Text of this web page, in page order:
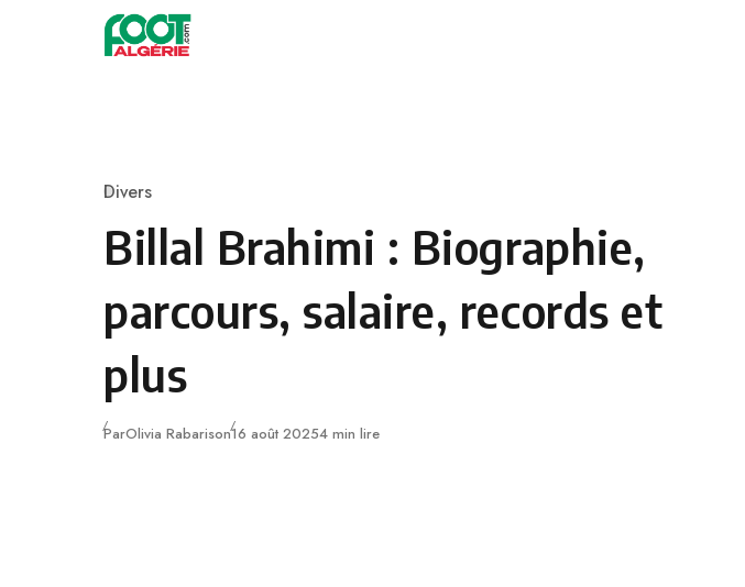
Skip to content
Category
Divers
Billal Brahimi : Biographie,
parcours, salaire, records et
plus
ParOlivia RabarisonPublié
16 août 20254 min lire